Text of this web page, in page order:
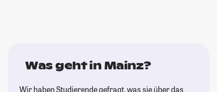
Was geht in Mainz?
Wir haben Studierende gefragt, was sie über das